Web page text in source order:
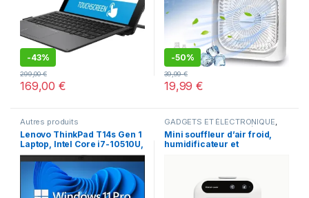
-43%
169,00€
299,00€
-50%
19,99€
39,99€
Autres produits
Lenovo ThinkPad T14s Gen 1
Laptop, Intel Core i7-10510U,
14″ FHD (1920 x 1080), 16GB
RAM, 512GB SSD
GADGETS ET ÉLECTRONIQUE
GADGETS INNOVANTS (MINI
PROJECTEURS, OBJETS
CONNECTÉS),Meilleures ventes
Mini souffleur d’air froid,
humidificateur et
rechargeable de 1800 mAh,
fonction de pulvérisation.